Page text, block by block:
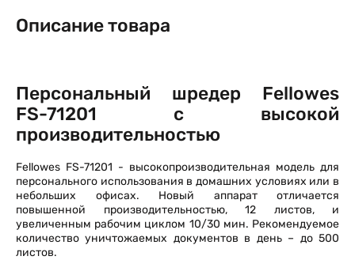
Описание товара
Персональный шредер Fellowes
FS-71201 с высокой
производительностью
Fellowes FS-71201 - высокопроизводительная модель для
персонального использования в домашних условиях или в
небольших офисах. Новый аппарат отличается
повышенной производительностью, 12 листов, и
увеличенным рабочим циклом 10/30 мин. Рекомендуемое
количество уничтожаемых документов в день – до 500
листов.